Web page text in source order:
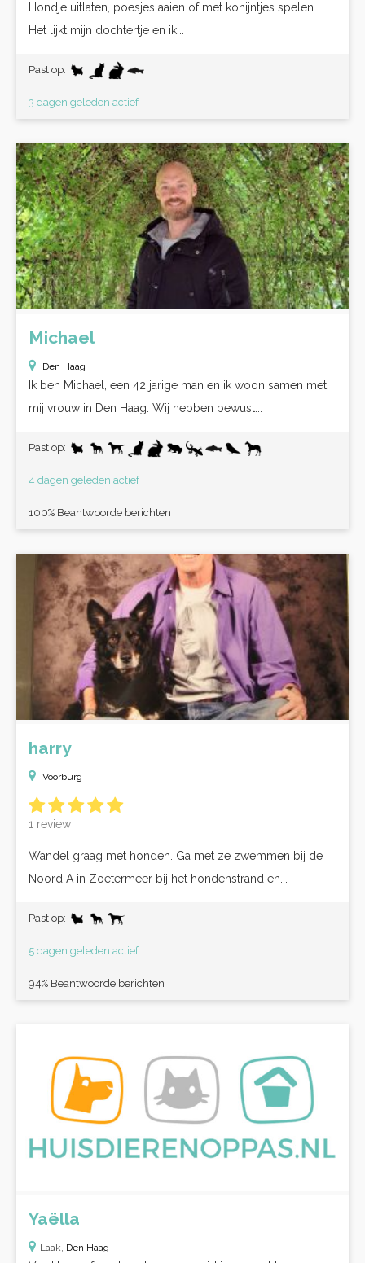
Hondje uitlaten, poesjes aaien of met konijntjes spelen.
Het lijkt mijn dochtertje en ik...
Past op:
3 dagen geleden actief
Michael
Den Haag
Ik ben Michael, een 42 jarige man en ik woon samen met
mij vrouw in Den Haag. Wij hebben bewust...
Past op:
4 dagen geleden actief
100% Beantwoorde berichten
harry
Voorburg
1 review
Wandel graag met honden. Ga met ze zwemmen bij de
Noord A in Zoetermeer bij het hondenstrand en...
Past op:
5 dagen geleden actief
94% Beantwoorde berichten
Yaëlla
Laak, Den Haag